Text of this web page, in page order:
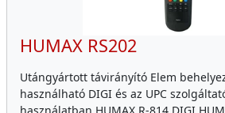
HUMAX RS202
Utángyártott távirányító Elem
használható DIGI és az UPC